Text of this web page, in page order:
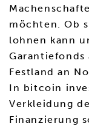
möchten. Ob
lohnen kann
Garantiefonds
Festland an
In bitcoin
Verkleidung
Finanzierung